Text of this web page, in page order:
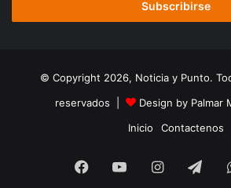
© Copyright 2026, Noticia y Punto.
reservados |
Design by Palmar
Inicio
Contactenos
Facebook
YouTubeInstagram